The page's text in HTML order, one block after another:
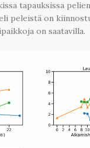
tapauksissa
peleistä on
on saatavilla.